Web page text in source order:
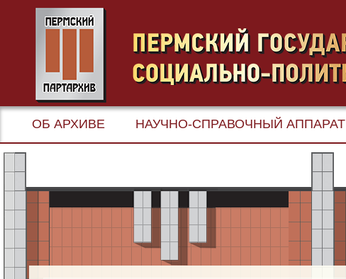
ОБ АРХИВЕ НАУЧНО-СПРАВОЧНЫЙ АППАРАТ